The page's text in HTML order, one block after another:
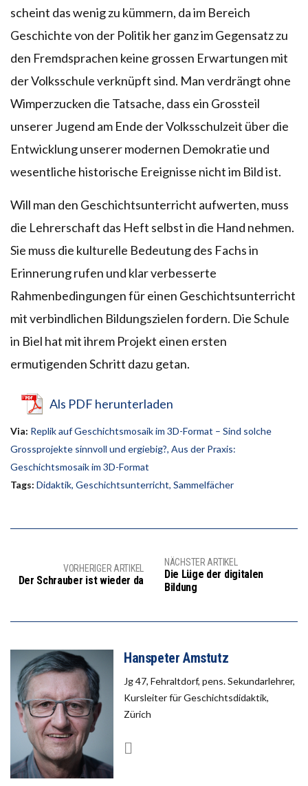
scheint das wenig zu kümmern, da im Bereich
Geschichte von der Politik her ganz im Gegensatz zu
den Fremdsprachen keine grossen Erwartungen mit
der Volksschule verknüpft sind. Man verdrängt ohne
Wimperzucken die Tatsache, dass ein Grossteil
unserer Jugend am Ende der Volksschulzeit über die
Entwicklung unserer modernen Demokratie und
wesentliche historische Ereignisse nicht im Bild ist.
Will man den Geschichtsunterricht aufwerten, muss
die Lehrerschaft das Heft selbst in die Hand nehmen.
Sie muss die kulturelle Bedeutung des Fachs in
Erinnerung rufen und klar verbesserte
Rahmenbedingungen für einen Geschichtsunterricht
mit verbindlichen Bildungszielen fordern. Die Schule
in Biel hat mit ihrem Projekt einen ersten
ermutigenden Schritt dazu getan.
Als PDF herunterladen
Via: Replik auf Geschichtsmosaik im 3D-Format – Sind solche
Grossprojekte sinnvoll und ergiebig?, Aus der Praxis:
Geschichtsmosaik im 3D-Format
Tags: Didaktik, Geschichtsunterricht, Sammelfächer
VORHERIGER ARTIKEL
Der Schrauber ist wieder da
NÄCHSTER ARTIKEL
Die Lüge der digitalen
Bildung
Hanspeter Amstutz
Jg 47, Fehraltdorf, pens. Sekundarlehrer,
Kursleiter für Geschichtsdidaktik,
Zürich